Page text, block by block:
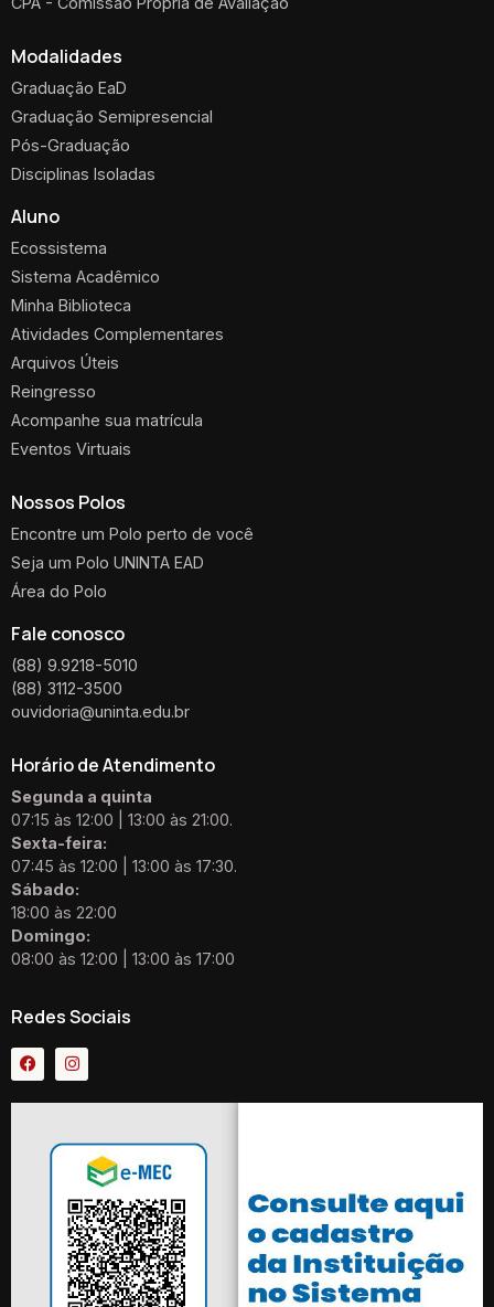
Modalidades
Graduação EaD
Graduação Semipresencial
Pós-Graduação
Disciplinas Isoladas
Aluno
Ecossistema
Sistema Acadêmico
Minha Biblioteca
Atividades Complementares
Arquivos Úteis
Reingresso
Acompanhe sua matrícula
Eventos Virtuais
Nossos Polos
Encontre um Polo perto de você
Seja um Polo UNINTA EAD
Área do Polo
Fale conosco
(88) 9.9218-5010
(88) 3112-3500
ouvidoria@uninta.edu.br
Horário de Atendimento
Segunda a quinta
07:15 às 12:00 | 13:00 às 21:00.
Sexta-feira:
07:45 às 12:00 | 13:00 às 17:30.
Sábado:
18:00 às 22:00
Domingo:
08:00 às 12:00 | 13:00 às 17:00
Redes Sociais